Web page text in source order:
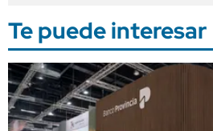
Te puede interesar